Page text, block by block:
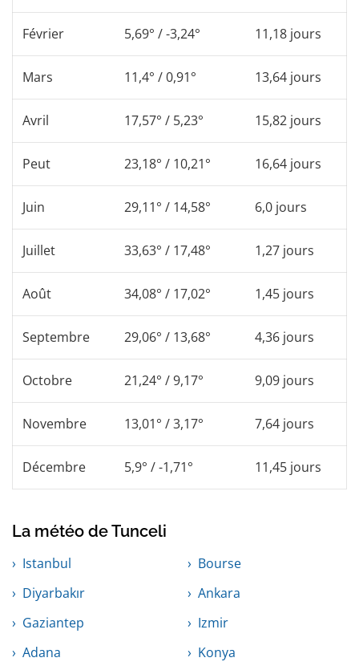
Février 5,69° / -3,24° 11,18 jours
Mars 11,4° / 0,91° 13,64 jours
Avril 17,57° / 5,23° 15,82 jours
Peut 23,18° / 10,21° 16,64 jours
Juin 29,11° / 14,58° 6,0 jours
Juillet 33,63° / 17,48° 1,27 jours
Août 34,08° / 17,02° 1,45 jours
Septembre 29,06° / 13,68° 4,36 jours
Octobre 21,24° / 9,17° 9,09 jours
Novembre 13,01° / 3,17° 7,64 jours
Décembre 5,9° / -1,71° 11,45 jours
La météo de Tunceli
Istanbul
Bourse
Diyarbakır
Ankara
Gaziantep
Izmir
Adana
Konya